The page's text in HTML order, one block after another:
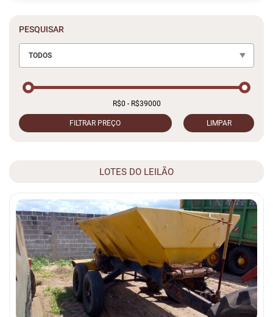
PESQUISAR
TODOS
FILTRAR PREÇO LIMPAR
LOTES DO LEILÃO